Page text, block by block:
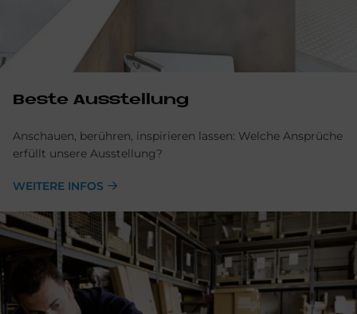
Beste Ausstellung
Anschauen, berühren, inspirieren lassen: Welche Ansprüche
erfüllt unsere Ausstellung?
WEITERE INFOS